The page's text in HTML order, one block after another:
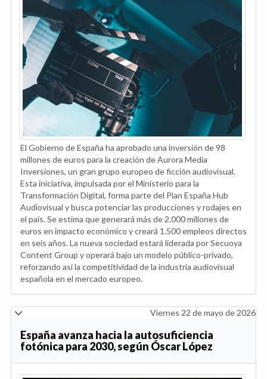
El Gobierno de España ha aprobado una inversión de 98
millones de euros para la creación de Aurora Media
Inversiones, un gran grupo europeo de ficción audiovisual.
Esta iniciativa, impulsada por el Ministerio para la
Transformación Digital, forma parte del Plan España Hub
Audiovisual y busca potenciar las producciones y rodajes en
el país. Se estima que generará más de 2.000 millones de
euros en impacto económico y creará 1.500 empleos directos
en seis años. La nueva sociedad estará liderada por Secuoya
Content Group y operará bajo un modelo público-privado,
reforzando así la competitividad de la industria audiovisual
española en el mercado europeo.
Viernes 22 de mayo de 2026
España avanza hacia la autosuficiencia
fotónica para 2030, según Óscar López